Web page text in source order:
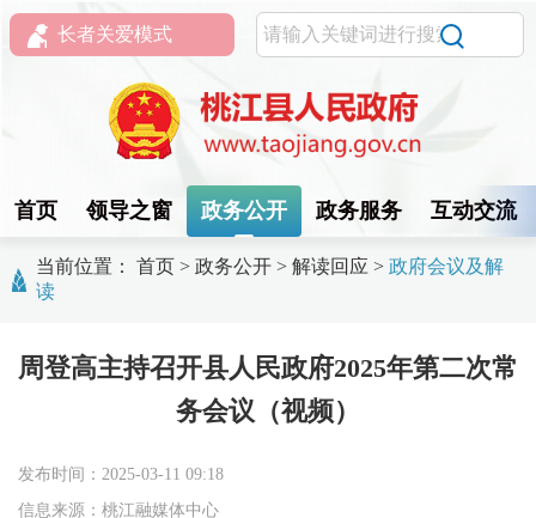
长者关爱模式
首页 领导之窗 政务公开 政务服务 互动交流
当前位置： 首页 > 政务公开 > 解读回应 > 政府会议及解
读
周登高主持召开县人民政府2025年第二次常
务会议（视频）
发布时间：2025-03-11 09:18
信息来源：桃江融媒体中心